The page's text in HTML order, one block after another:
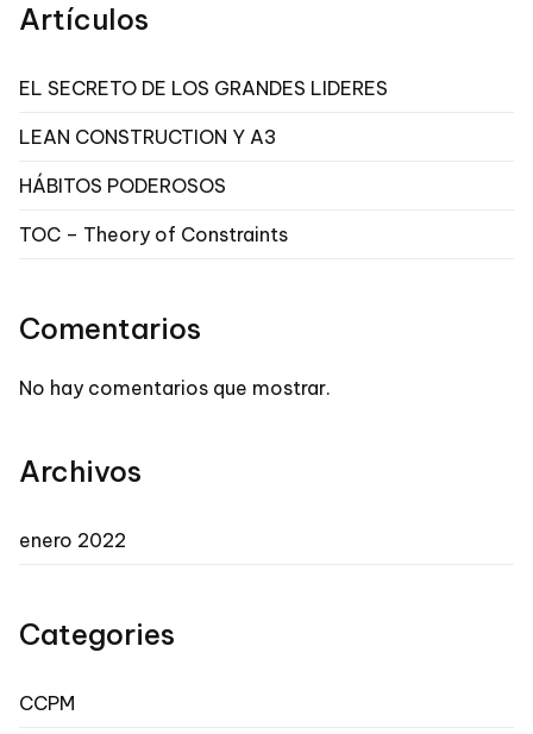
Artículos
EL SECRETO DE LOS GRANDES LIDERES
LEAN CONSTRUCTION Y A3
HÁBITOS PODEROSOS
TOC – Theory of Constraints
Comentarios
No hay comentarios que mostrar.
Archivos
enero 2022
Categories
CCPM